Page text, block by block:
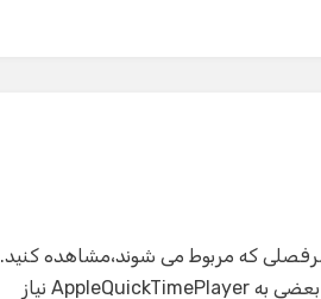
که مربوط می شوند،مشاهده کنید.
برای مشاهده آنها در سایت به AdobeFlashPlayer و برای بعضی به AppleQuickTimePlayer نیاز